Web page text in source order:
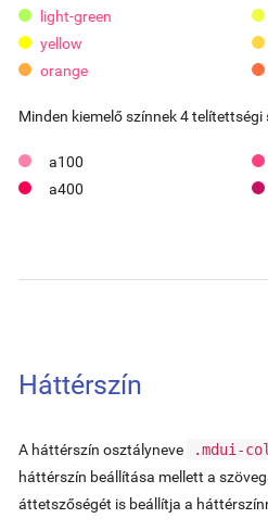
light-green
yellow
orange
Minden kiemelő színnek 4 telítettségi
a100
a400
Háttérszín
A háttérszín osztályneve .mdui-
háttérszín beállítása mellett a
áttetszőségét is beállítja a